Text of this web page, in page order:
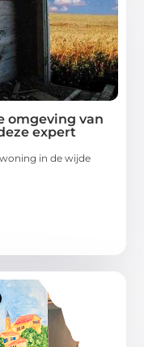
omgeving van
expert
in de wijde